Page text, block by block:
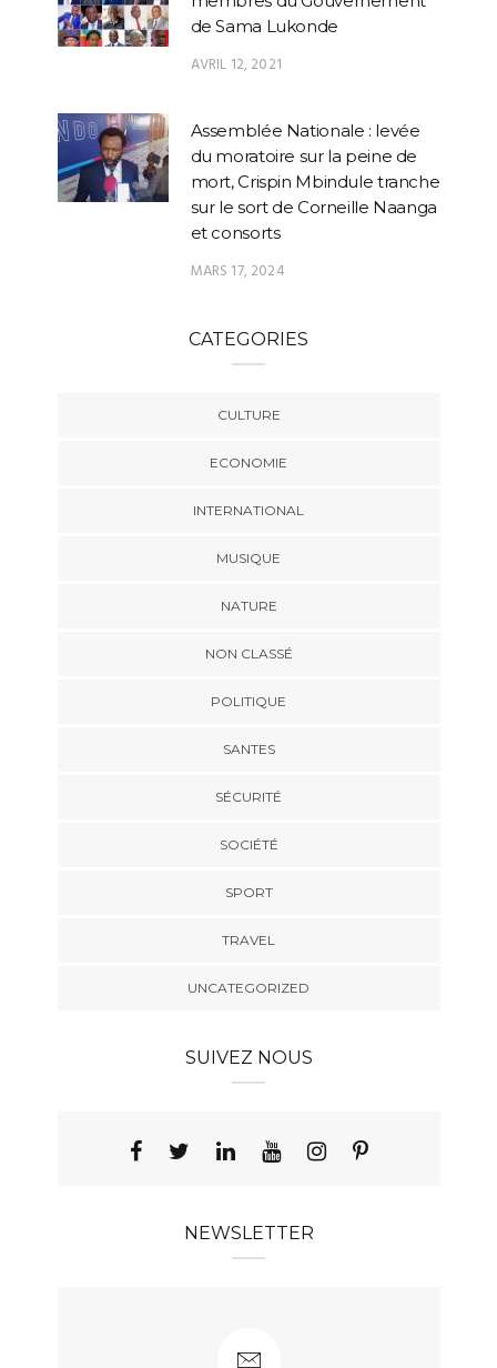
de Sama Lukonde
AVRIL 12, 2021
Assemblée Nationale : levée
du moratoire sur la peine de
mort, Crispin Mbindule tranche
sur le sort de Corneille Naanga
et consorts
MARS 17, 2024
CATEGORIES
CULTURE
ECONOMIE
INTERNATIONAL
MUSIQUE
NATURE
NON CLASSÉ
POLITIQUE
SANTES
SÉCURITÉ
SOCIÉTÉ
SPORT
TRAVEL
UNCATEGORIZED
SUIVEZ NOUS
NEWSLETTER